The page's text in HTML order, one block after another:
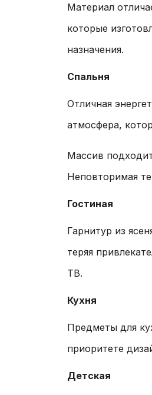
Материал
которые
назначения.
Спальня
Отличная
атмосфера,
Массив
Неповторимая
Гостиная
Гарнитур из
теряя
ТВ.
Кухня
Предметы для
приоритете
Детская